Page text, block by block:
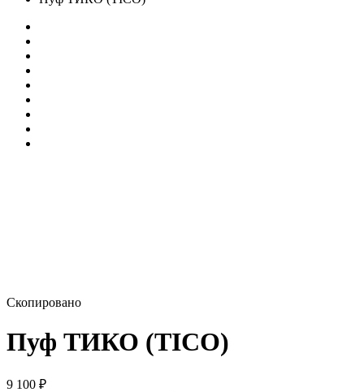
Скопировано
Пуф ТИКО (TICO)
9 100 ₽